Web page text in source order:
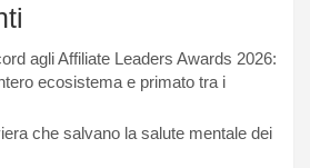
agli Affiliate Leaders Awards 2026:
ecosistema e primato tra i
che salvano la salute mentale dei